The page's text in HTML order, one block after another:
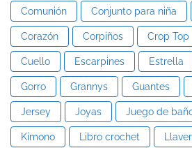
Comunión Conjunto para niña
Corazón Corpiños Crop Top
Cuello Escarpines Estrella
Gorro Grannys Guantes
Jersey Joyas Juego de
Kimono Libro crochet